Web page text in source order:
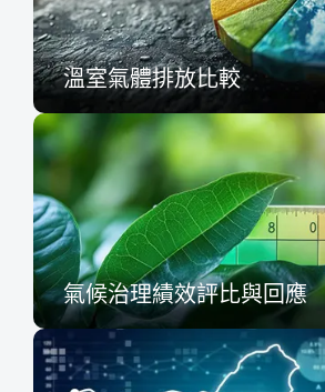
溫室氣體排放比較
氣候治理績效評比與回應